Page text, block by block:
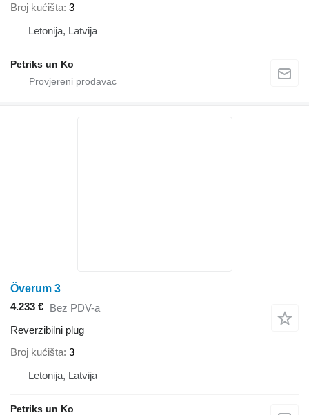
Broj kućišta 3
Letonija, Latvija
Petriks un Ko
Överum 3
4.233 € Bez PDV-a
Reverzibilni plug
Broj kućišta 3
Letonija, Latvija
Petriks un Ko